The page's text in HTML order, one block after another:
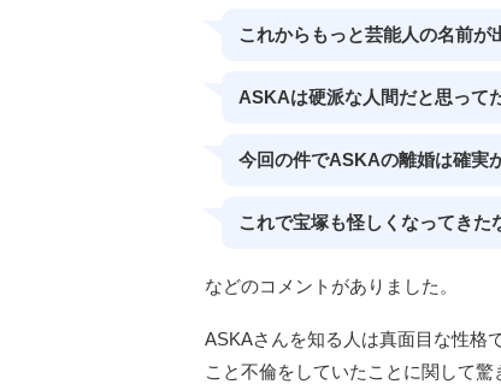
これからもっと芸能人の名前が
ASKAは硬派な人間だと思って
今回の件でASKAの離婚は確実
これで宝塚も怪しくなってきた
などのコメントがありました。
ASKAさんを知る人は真面目な性格
こと不倫をしていたことに関して